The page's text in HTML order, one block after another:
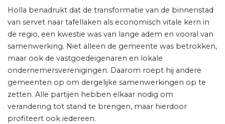
Holla benadrukt dat de transformatie van de binnenstad
van servet naar tafellaken als economisch vitale kern in
de regio, een kwestie was van lange adem en vooral van
samenwerking. Niet alleen de gemeente was betrokken,
maar ook de vastgoedeigenaren en lokale
ondernemersverenigingen. Daarom roept hij andere
gemeenten op om dergelijke samenwerkingen op te
zetten. Alle partijen hebben elkaar nodig om
verandering tot stand te brengen, maar hierdoor
profiteert ook iedereen.